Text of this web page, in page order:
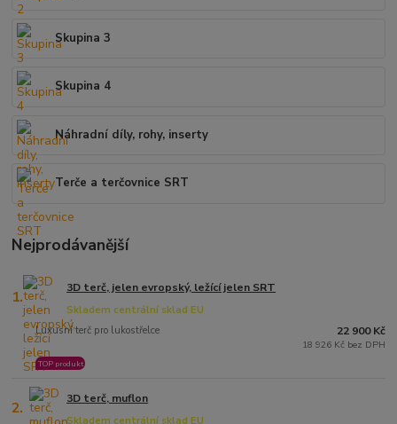
Skupina 3
Skupina 4
Náhradní díly, rohy, inserty
Terče a terčovnice SRT
Nejprodávanější
1. 3D terč, jelen evropský, ležící jelen SRT
Luxusní terč pro lukostřelce
Skladem centrální sklad EU
TOP produkt
22 900 Kč
18 926 Kč bez DPH
2. 3D terč, muflon
Skladem centrální sklad EU